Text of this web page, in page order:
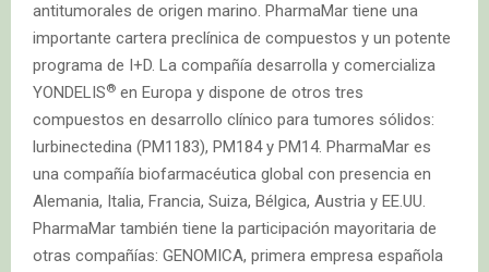
antitumorales de origen marino. PharmaMar tiene una
importante cartera preclínica de compuestos y un potente
programa de I+D. La compañía desarrolla y comercializa
YONDELIS® en Europa y dispone de otros tres
compuestos en desarrollo clínico para tumores sólidos:
lurbinectedina (PM1183), PM184 y PM14. PharmaMar es
una compañía biofarmacéutica global con presencia en
Alemania, Italia, Francia, Suiza, Bélgica, Austria y EE.UU.
PharmaMar también tiene la participación mayoritaria de
otras compañías: GENOMICA, primera empresa española